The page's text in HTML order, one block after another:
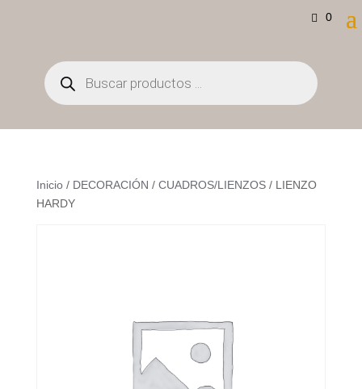
0
Búsqueda
de
productos
Inicio/ DECORACIÓN / CUADROS/LIENZOS/ LIENZO
HARDY